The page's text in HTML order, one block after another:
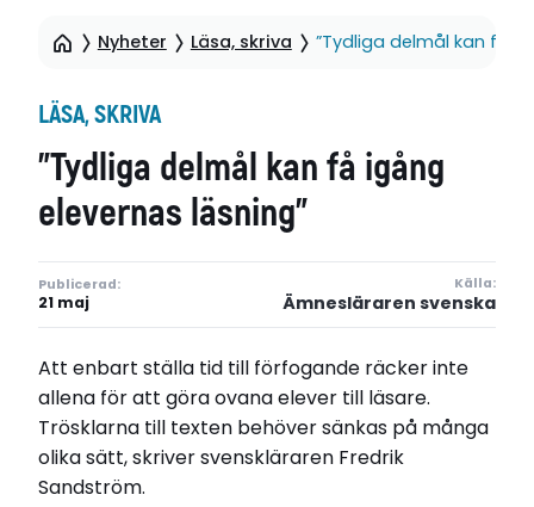
Nyheter Läsa, skriva ”Tydliga delmål kan få
LÄSA, SKRIVA
”Tydliga delmål kan få igång
elevernas läsning”
Publicerad:
21 maj
Källa:
Ämnesläraren svenska
Att enbart ställa tid till förfogande räcker inte
allena för att göra ovana elever till läsare.
Trösklarna till texten behöver sänkas på många
olika sätt, skriver svenskläraren Fredrik
Sandström.